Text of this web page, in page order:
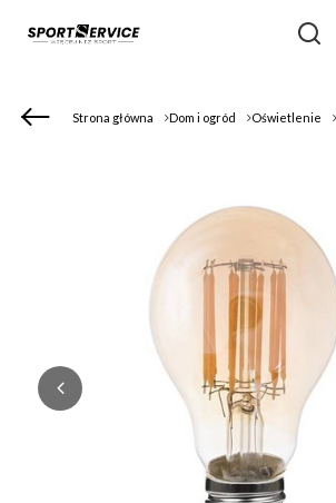
Strona główna Dom i ogród Oświetlenie